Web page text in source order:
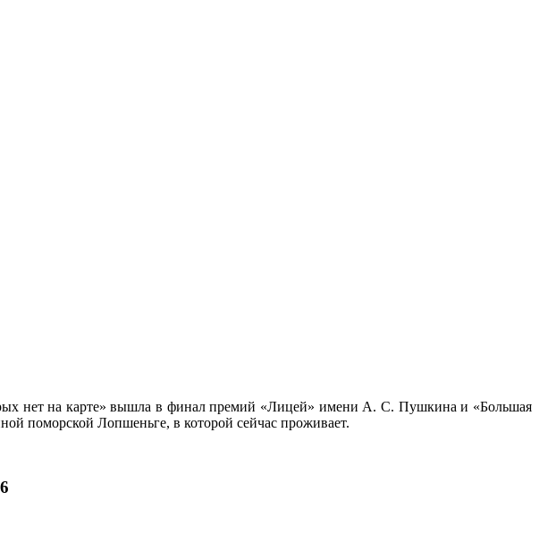
нет на карте» вышла в финал премий «Лицей» имени А. С. Пушкина и «Большая
поморской Лопшеньге, в которой сейчас проживает.